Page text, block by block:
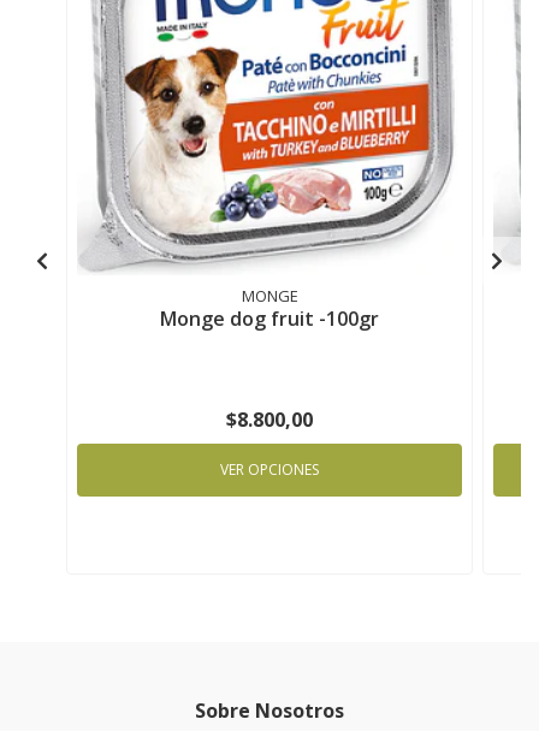
MONGE
Monge dog fruit -100gr
$8.800,00
VER OPCIONES
Sobre Nosotros